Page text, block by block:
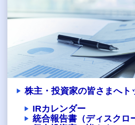
株主・投資家の皆さまへト
IRカレンダー
統合報告書（ディスクロ